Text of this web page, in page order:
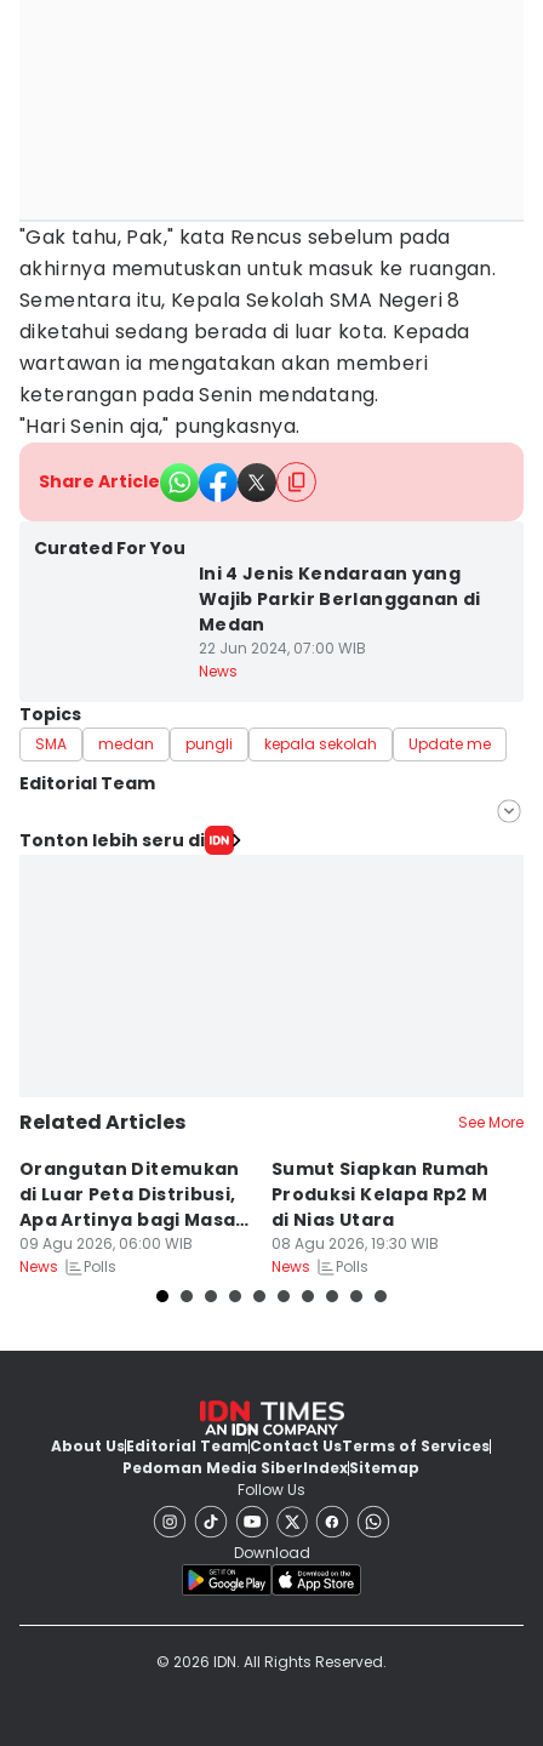
"Gak tahu, Pak," kata Rencus sebelum pada
akhirnya memutuskan untuk masuk ke ruangan.
Sementara itu, Kepala Sekolah SMA Negeri 8
diketahui sedang berada di luar kota. Kepada
wartawan ia mengatakan akan memberi
keterangan pada Senin mendatang.
"Hari Senin aja," pungkasnya.
Share Article
Curated For You
Ini 4 Jenis Kendaraan yang
Wajib Parkir Berlangganan di
Medan
22 Jun 2024, 07:00 WIB
News
Topics
SMA medan pungli kepala sekolah Update me
Editorial Team
Editor
Tonton lebih seru di
Related Articles See More
Orangutan Ditemukan
di Luar Peta Distribusi,
Apa Artinya bagi Masa
Depan Konservasi?
09 Agu 2026, 06:00 WIB
News
Polls
Sumut Siapkan Rumah
Produksi Kelapa Rp2 M
di Nias Utara
08 Agu 2026, 19:30 WIB
News
Polls
About UsEditorial TeamContact UsTerms of Services
Pedoman Media SiberIndexSitemap
Follow Us
Download
© 2026 IDN. All Rights Reserved.